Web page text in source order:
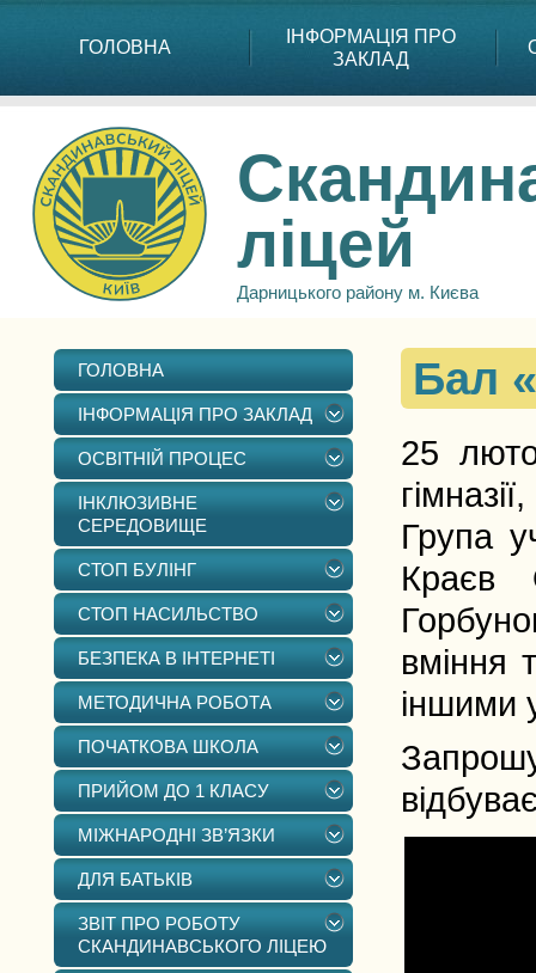
ГОЛОВНА
ІНФОРМАЦІЯ ПРО
ЗАКЛАД
ліцей
Дарницького району м. Києва
ГОЛОВНА
ІНФОРМАЦІЯ ПРО ЗАКЛАД
ОСВІТНІЙ ПРОЦЕС
ІНКЛЮЗИВНЕ
СЕРЕДОВИЩЕ
СТОП БУЛІНГ
СТОП НАСИЛЬСТВО
БЕЗПЕКА В ІНТЕРНЕТІ
МЕТОДИЧНА РОБОТА
ПОЧАТКОВА ШКОЛА
ПРИЙОМ ДО 1 КЛАСУ
МІЖНАРОДНІ ЗВ’ЯЗКИ
ДЛЯ БАТЬКІВ
ЗВІТ ПРО РОБОТУ
СКАНДИНАВСЬКОГО ЛІЦЕЮ
Бал
25
Група
Краєв
вміння
іншими